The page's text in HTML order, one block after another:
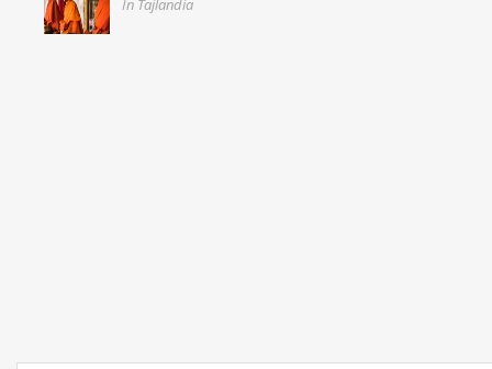
In Tajlandia